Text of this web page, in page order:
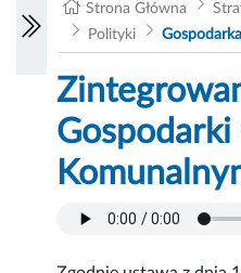
Strona Główna
Polityki